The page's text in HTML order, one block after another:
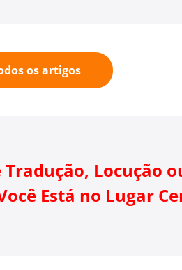
os artigos
Tradução, Locução
Está no Lugar